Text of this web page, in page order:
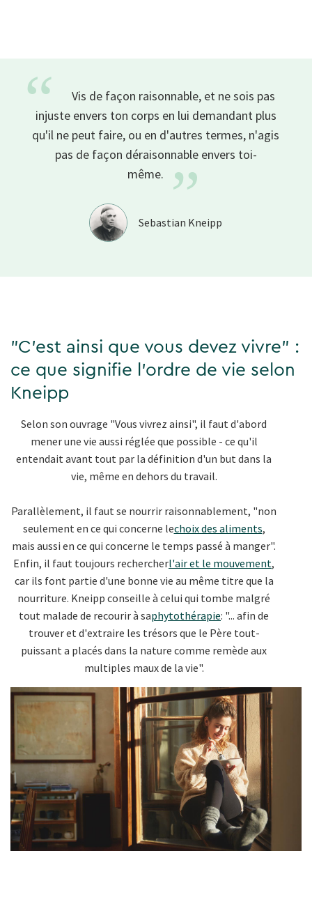
“
Vis de façon raisonnable, et ne sois pas
injuste envers ton corps en lui demandant plus
qu'il ne peut faire, ou en d'autres termes, n'agis
pas de façon déraisonnable envers toi-
même.
”
Sebastian Kneipp
"C'est ainsi que vous devez vivre" :
ce que signifie l'ordre de vie selon
Kneipp
Selon son ouvrage "Vous vivrez ainsi", il faut d'abord
mener une vie aussi réglée que possible - ce qu'il
entendait avant tout par la définition d'un but dans la
vie, même en dehors du travail.
Parallèlement, il faut se nourrir raisonnablement, "non
seulement en ce qui concerne lechoix des aliments,
mais aussi en ce qui concerne le temps passé à manger".
Enfin, il faut toujours rechercherl'air et le mouvement,
car ils font partie d'une bonne vie au même titre que la
nourriture. Kneipp conseille à celui qui tombe malgré
tout malade de recourir à saphytothérapie: "... afin de
trouver et d'extraire les trésors que le Père tout-
puissant a placés dans la nature comme remède aux
multiples maux de la vie".